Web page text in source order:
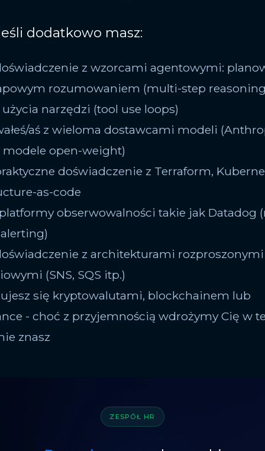
dodatkowo masz:
z wzorcami agentowymi:
rozumowaniem (multi-step
narzędzi (tool use loops)
aś z wieloma dostawcami modeli
modele open-weight)
doświadczenie z Terraform,
as-code
obserwowalności takie jak Datadog
z architekturami
(SNS, SQS itp.)
się kryptowalutami, blockchainem lub
- choć z przyjemnością wdrożymy Cię w
znasz
ZESPÓŁ HR